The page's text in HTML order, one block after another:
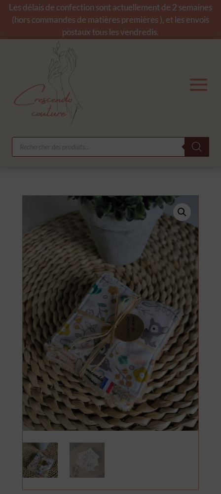
Les délais de confection sont actuellement de 2 semaines
(hors commandes de matières premières ), et les envois
postaux tous les vendredis.
Recherche
produits